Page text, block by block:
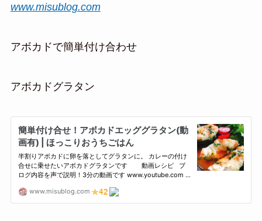
www.misublog.com
アボカドで簡単付け合わせ
アボカドグラタン